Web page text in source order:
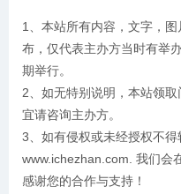
1、本站所有内容，文字，
布，仅代表主办方当时有举
期举行。
2、如无特别说明，本站领
宜请咨询主办方。
3、如有侵权或未经授权不得
www.ichezhan.com. 我们会
感谢您的合作与支持！